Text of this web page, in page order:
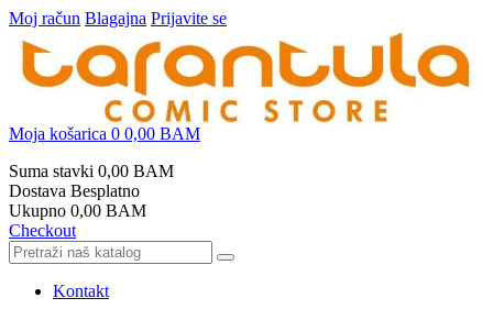
Moj račun Blagajna Prijavite se
Moja košarica 0 0,00 BAM
Suma stavki 0,00 BAM
Dostava Besplatno
Ukupno 0,00 BAM
Checkout
Kontakt